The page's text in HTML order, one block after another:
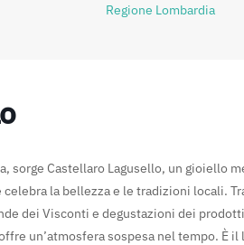
Regione Lombardia
sorge Castellaro Lagusello, un gioiello
la bellezza e le tradizioni locali.
dei Visconti e degustazioni dei
un’atmosfera sospesa nel tempo. È il